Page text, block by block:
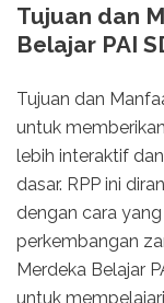
Tujuan dan
Belajar PAI
Tujuan dan
untuk
lebih interaktif
dasar. RPP ini
dengan cara
perkembangan
Merdeka Belajar
untuk